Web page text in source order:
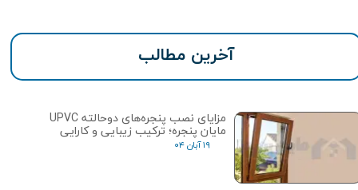
آخرین مطالب
مزایای نصب پنجره‌های دوحالته UPVC
مایان پنجره؛ ترکیب زیبایی و کارایی
۱۹ آبان ۰۴